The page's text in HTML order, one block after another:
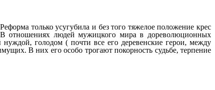
только усугубила и без того тяжелое положение крес
отношениях людей мужицкого мира в дореволюционных
голодом ( почти все его деревенские герои, между
В них его особо трогают покорность судьбе, терпение